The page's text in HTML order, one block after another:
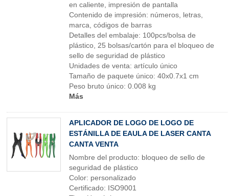
en caliente, impresión de pantalla
Contenido de impresión: números, letras,
marca, códigos de barras
Detalles del embalaje: 100pcs/bolsa de
plástico, 25 bolsas/cartón para el bloqueo de
sello de seguridad de plástico
Unidades de venta: artículo único
Tamaño de paquete único: 40x0.7x1 cm
Peso bruto único: 0.008 kg
Más
APLICADOR DE LOGO DE LOGO DE
ESTÁNILLA DE EAULA DE LASER CANTA
CANTA VENTA
Nombre del producto: bloqueo de sello de
seguridad de plástico
Color: personalizado
Certificado: ISO9001